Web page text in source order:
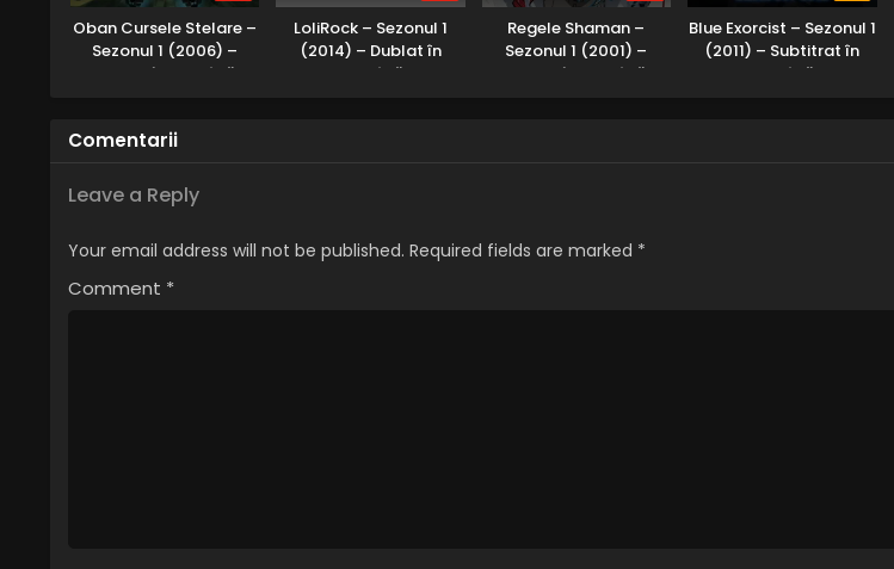
Oban Cursele Stelare –
Sezonul 1 (2006) –
Dublat în Română
LoliRock – Sezonul 1
(2014) – Dublat în
Română
Regele Shaman –
Sezonul 1 (2001) –
Dublat în Română
Blue Exorcist – Sezonul 1
(2011) – Subtitrat în
Română
Comentarii
Leave a Reply
Your email address will not be published. Required fields are marked *
Comment *